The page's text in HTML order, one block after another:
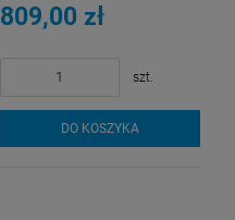
809,00 zł
szt.
DO KOSZYKA